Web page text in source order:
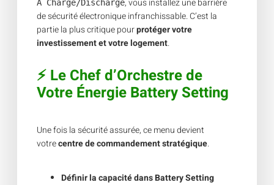
A Charge/Discharge, vous installez une barrière
de sécurité électronique infranchissable. C’est la
partie la plus critique pourprotéger votre
investissement et votre logement.
⚡ Le Chef d’Orchestre de
Votre Énergie Battery Setting
Une fois la sécurité assurée, ce menu devient
votrecentre de commandement stratégique.
Définir la capacité dans Battery Setting